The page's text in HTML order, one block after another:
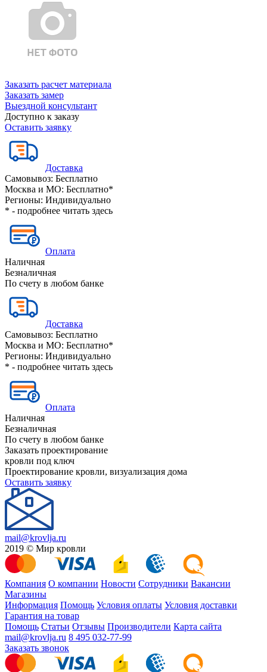
Заказать расчет материала
Заказать замер
Выездной консультант
Доступно к заказу
Оставить заявку
Доставка
Самовывоз: Бесплатно
Москва и МО: Бесплатно*
Регионы: Индивидуально
* - подробнее читать здесь
Оплата
Наличная
Безналичная
По счету в любом банке
Доставка
Самовывоз: Бесплатно
Москва и МО: Бесплатно*
Регионы: Индивидуально
* - подробнее читать здесь
Оплата
Наличная
Безналичная
По счету в любом банке
Заказать проектирование
кровли под ключ
Проектирование кровли, визуализация дома
Оставить заявку
mail@krovlja.ru
2019 © Мир кровли
Компания О компании Новости Сотрудники Вакансии
Магазины
Информация Помощь Условия оплаты Условия доставки
Гарантия на товар
Помощь Статьи Отзывы Производители Карта сайта
mail@krovlja.ru 8 495 032-77-99
Заказать звонок